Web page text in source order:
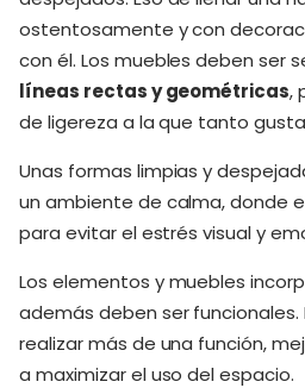
ostentosamente y con
con él. Los muebles deben ser
líneas rectas y geométricas,
de ligereza a la que tanto
Unas formas limpias y
un ambiente de calma, donde
para evitar el estrés visual y
Los elementos y muebles
además deben ser funcionales.
realizar más de una función,
a maximizar el uso del espacio.